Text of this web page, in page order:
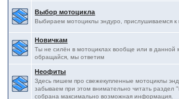
Выбор мотоцикла
Выбираем мотоциклы эндуро, прислушиваемся
Новичкам
Ты не силён в мотоциклах вообще или в данной
обращайся, мы ответим
Неофиты
Здесь пишем про свежекупленные мотоциклы
забываем при этом внимательно читать раздел
собрана максимально возможная информация.